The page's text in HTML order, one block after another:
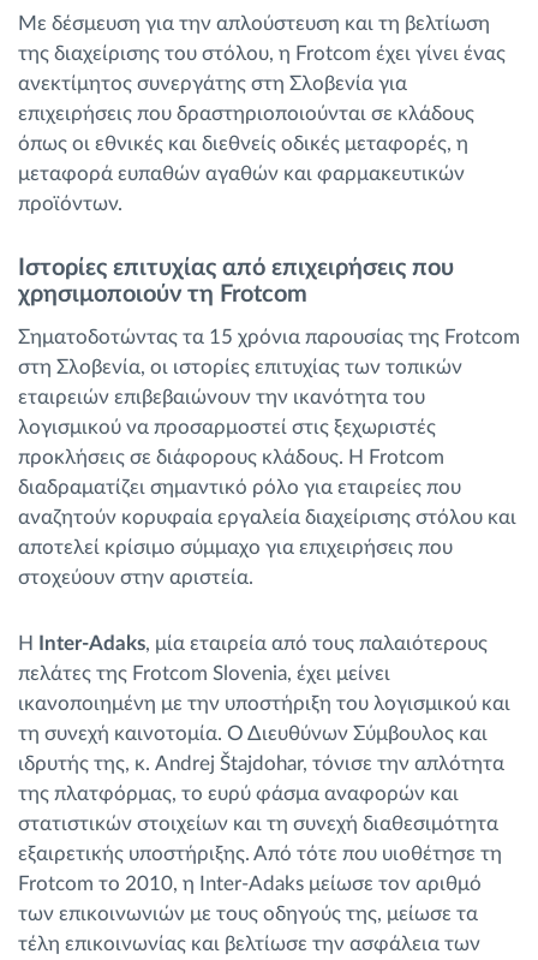
Με δέσμευση για την απλούστευση και τη βελτίωση
της διαχείρισης του στόλου, η Frotcom έχει γίνει ένας
ανεκτίμητος συνεργάτης στη Σλοβενία για
επιχειρήσεις που δραστηριοποιούνται σε κλάδους
όπως οι εθνικές και διεθνείς οδικές μεταφορές, η
μεταφορά ευπαθών αγαθών και φαρμακευτικών
προϊόντων.
Ιστορίες επιτυχίας από επιχειρήσεις που
χρησιμοποιούν τη Frotcom
Σηματοδοτώντας τα 15 χρόνια παρουσίας της Frotcom
στη Σλοβενία, οι ιστορίες επιτυχίας των τοπικών
εταιρειών επιβεβαιώνουν την ικανότητα του
λογισμικού να προσαρμοστεί στις ξεχωριστές
προκλήσεις σε διάφορους κλάδους. Η Frotcom
διαδραματίζει σημαντικό ρόλο για εταιρείες που
αναζητούν κορυφαία εργαλεία διαχείρισης στόλου και
αποτελεί κρίσιμο σύμμαχο για επιχειρήσεις που
στοχεύουν στην αριστεία.
Η Inter-Adaks, μία εταιρεία από τους παλαιότερους
πελάτες της Frotcom Slovenia, έχει μείνει
ικανοποιημένη με την υποστήριξη του λογισμικού και
τη συνεχή καινοτομία. Ο Διευθύνων Σύμβουλος και
ιδρυτής της, κ. Andrej Štajdohar, τόνισε την απλότητα
της πλατφόρμας, το ευρύ φάσμα αναφορών και
στατιστικών στοιχείων και τη συνεχή διαθεσιμότητα
εξαιρετικής υποστήριξης. Από τότε που υιοθέτησε τη
Frotcom το 2010, η Inter-Adaks μείωσε τον αριθμό
των επικοινωνιών με τους οδηγούς της, μείωσε τα
τέλη επικοινωνίας και βελτίωσε την ασφάλεια των